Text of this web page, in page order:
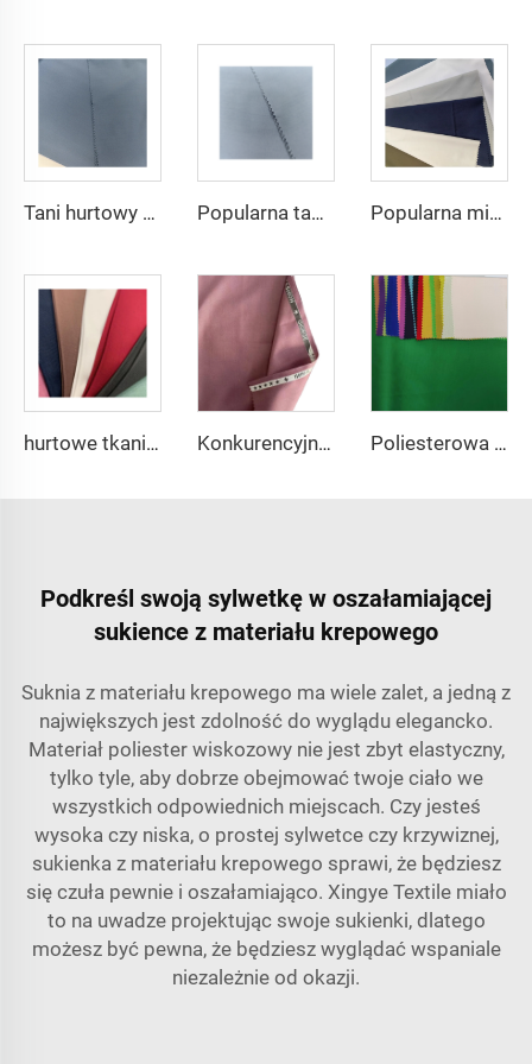
Tani hurtowy mikrofibrowy materiał arabski na thobe dla mężczyzn z poliestru Toyobo koszula arabska Popularna tania tkanina arabska na thobe dla koszuli i spodni z poliestru Toyobo mikrofibrowa Popularna mikrofibrowa tkanina arabskiego thobe dla mężczyzn z wirującego poliestru tkanina toyobo koszula arabski thobe
hurtowe tkaniny poliestrowe wiskozowe w jednolitym kolorze TR dla męskich garniturów Konkurencyjna cena tkaniny tr 80% poliestru 20% rayonu dla męskich garniturów i koszulek Poliesterowa tkanina szifonowa typu dżersey Współcześniepleciony materiał na sukienkę
Podkreśl swoją sylwetkę w oszałamiającej
sukience z materiału krepowego
Suknia z materiału krepowego ma wiele zalet, a jedną z
największych jest zdolność do wyglądu elegancko.
Materiał poliester wiskozowy nie jest zbyt elastyczny,
tylko tyle, aby dobrze obejmować twoje ciało we
wszystkich odpowiednich miejscach. Czy jesteś
wysoka czy niska, o prostej sylwetce czy krzywiznej,
sukienka z materiału krepowego sprawi, że będziesz
się czuła pewnie i oszałamiająco. Xingye Textile miało
to na uwadze projektując swoje sukienki, dlatego
możesz być pewna, że będziesz wyglądać wspaniale
niezależnie od okazji.